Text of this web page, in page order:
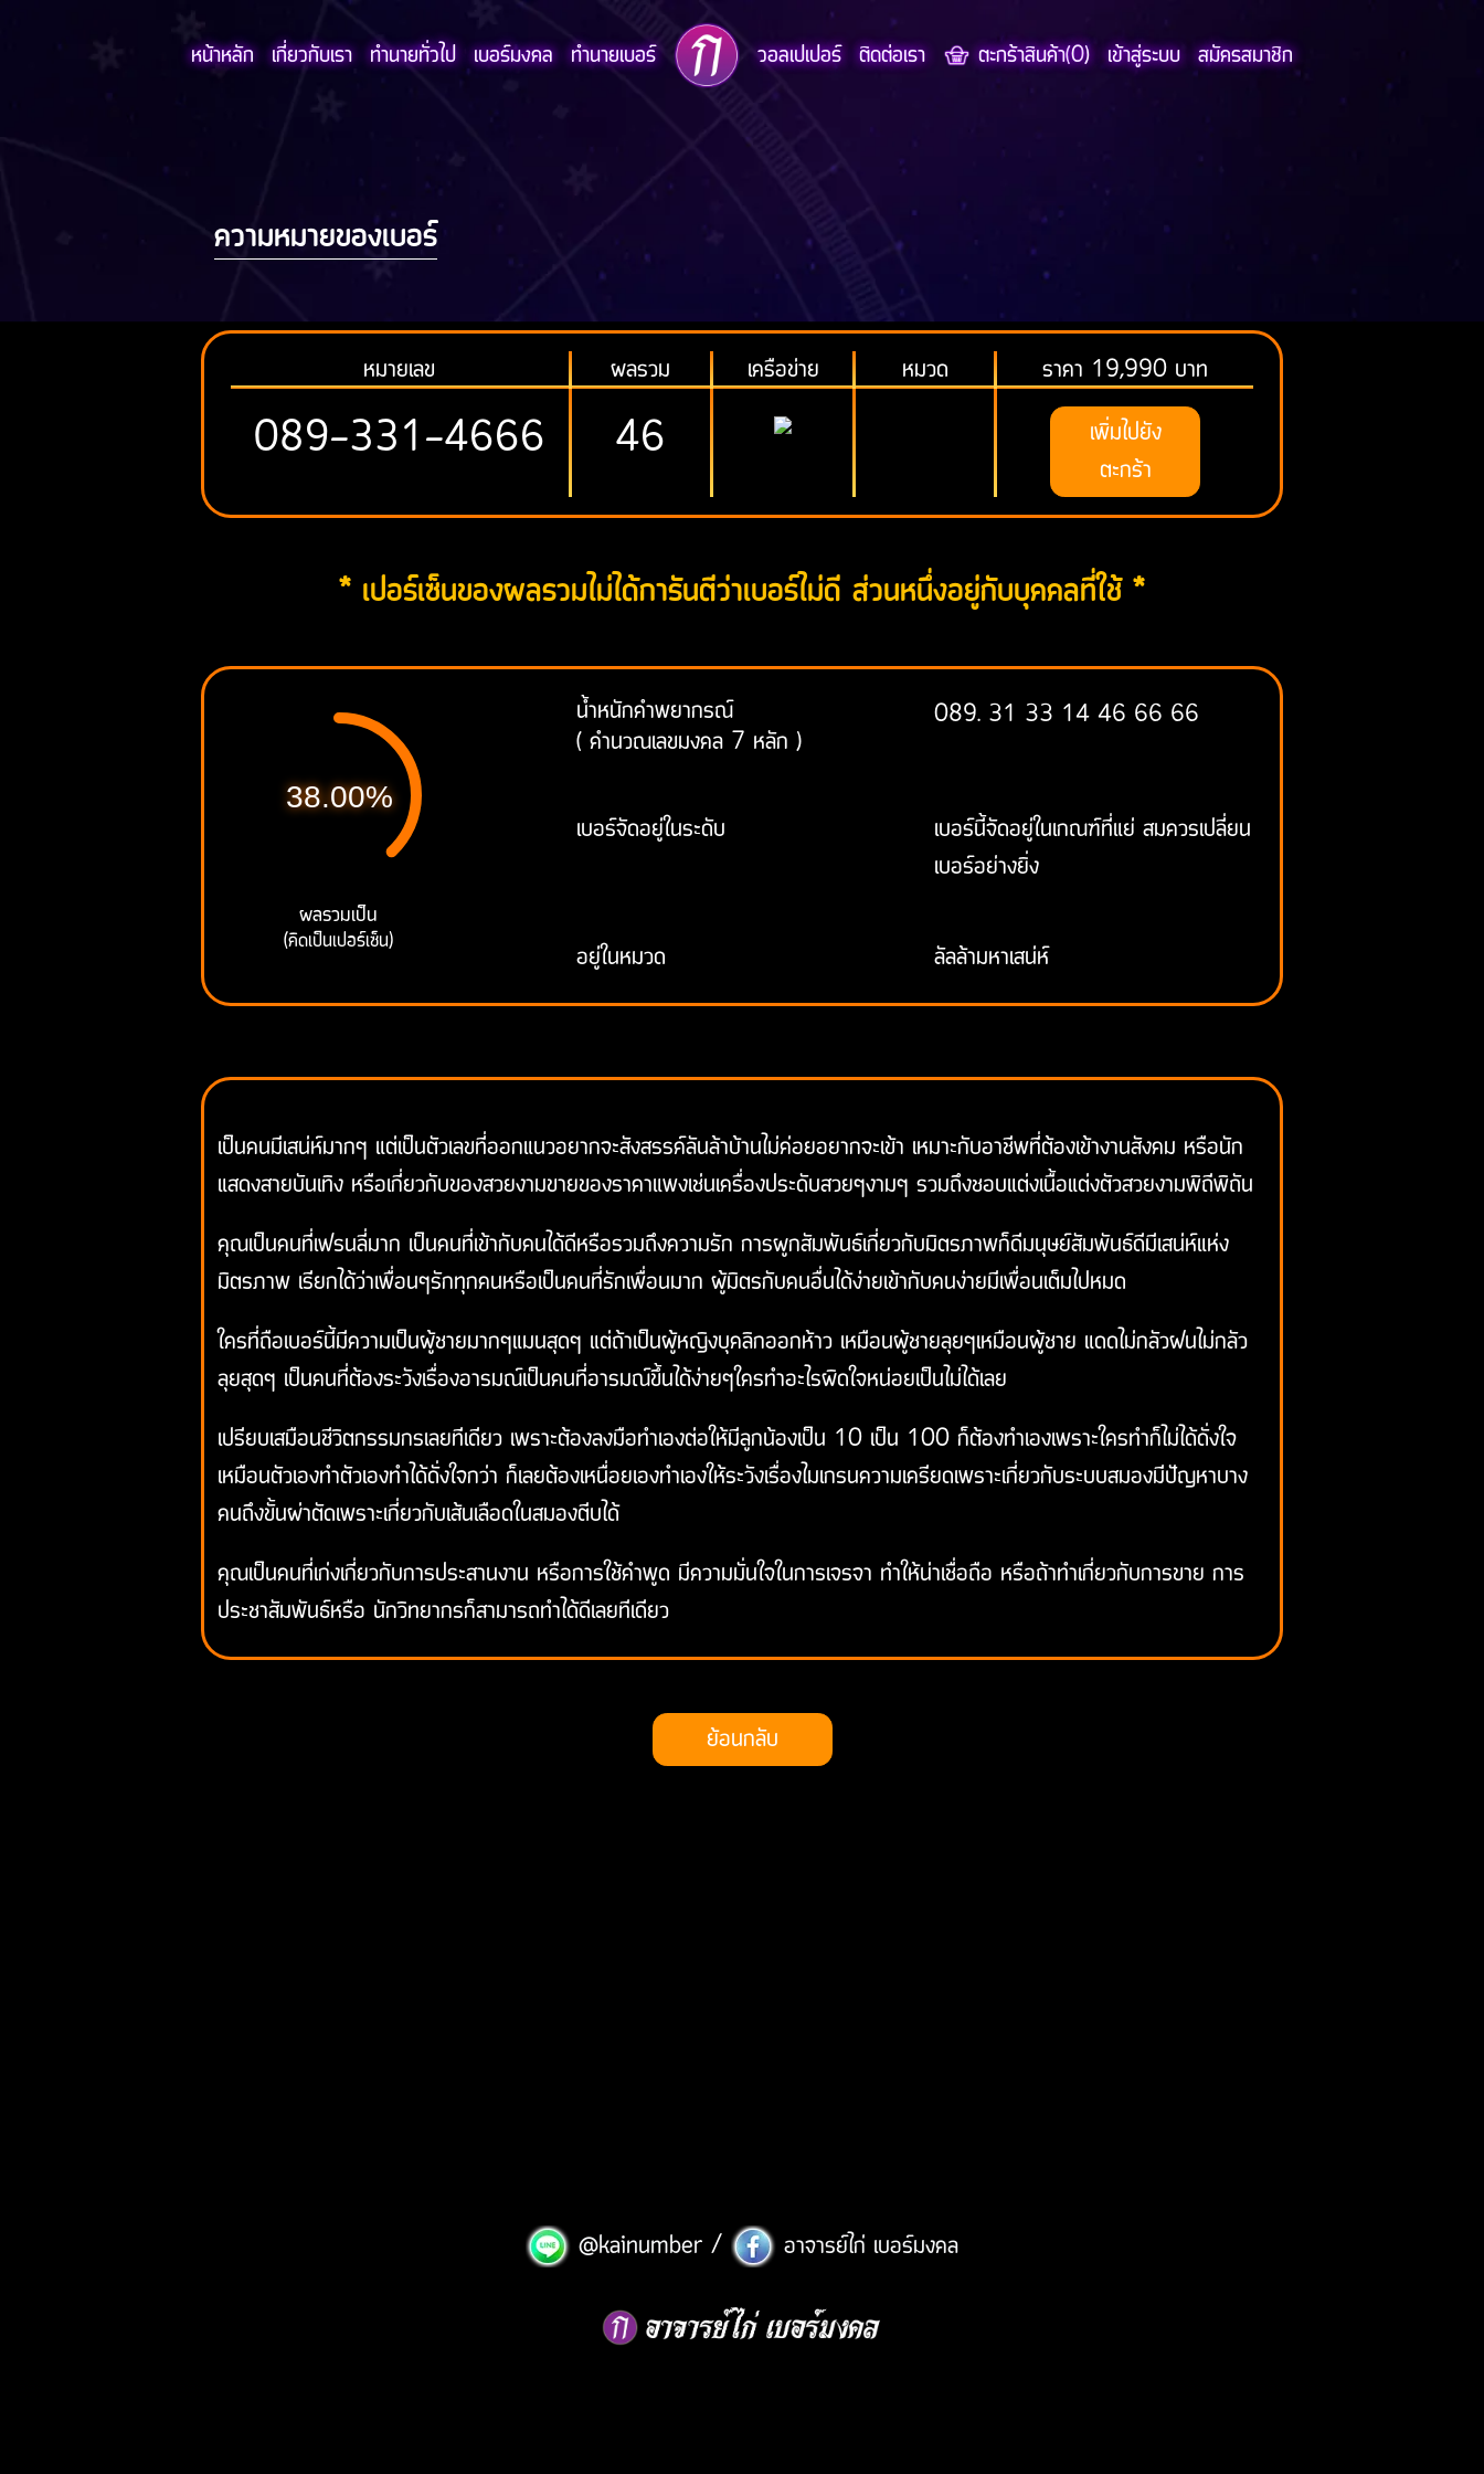
หน้าหลัก เกี่ยวกับเรา ทำนายทั่วไป เบอร์มงคล ทำนายเบอร์ วอลเปเปอร์ ติดต่อเรา ตะกร้าสินค้า(0) เข้าสู่ระบบ สมัครสมาชิก
ความหมายของเบอร์
หมายเลข ผลรวม เครือข่าย หมวด ราคา 19,990 บาท
089-331-4666 46
เพิ่มไปยัง
ตะกร้า
* เปอร์เซ็นของผลรวมไม่ได้การันตีว่าเบอร์ไม่ดี ส่วนหนึ่งอยู่กับบุคคลที่ใช้ *
38.00%
ผลรวมเป็น
(คิดเป็นเปอร์เซ็น)
น้ำหนักคำพยากรณ์
( คำนวณเลขมงคล 7 หลัก )
089. 31 33 14 46 66 66
เบอร์จัดอยู่ในระดับ
เบอร์นี้จัดอยู่ในเกณฑ์ที่แย่ สมควรเปลี่ยน
เบอร์อย่างยิ่ง
อยู่ในหมวด ลัลล้ามหาเสน่ห์
เป็นคนมีเสน่ห์มากๆ แต่เป็นตัวเลขที่ออกแนวอยากจะสังสรรค์ลันล้าบ้านไม่ค่อยอยากจะเข้า เหมาะกับอาชีพที่ต้องเข้างานสังคม หรือนัก
แสดงสายบันเทิง หรือเกี่ยวกับของสวยงามขายของราคาแพงเช่นเครื่องประดับสวยๆงามๆ รวมถึงชอบแต่งเนื้อแต่งตัวสวยงามพิถีพิถัน
คุณเป็นคนที่เฟรนลี่มาก เป็นคนที่เข้ากับคนได้ดีหรือรวมถึงความรัก การผูกสัมพันธ์เกี่ยวกับมิตรภาพก็ดีมนุษย์สัมพันธ์ดีมีเสน่ห์แห่ง
มิตรภาพ เรียกได้ว่าเพื่อนๆรักทุกคนหรือเป็นคนที่รักเพื่อนมาก ผู้มิตรกับคนอื่นได้ง่ายเข้ากับคนง่ายมีเพื่อนเต็มไปหมด
ใครที่ถือเบอร์นี้มีความเป็นผู้ชายมากๆแมนสุดๆ แต่ถ้าเป็นผู้หญิงบุคลิกออกห้าว เหมือนผู้ชายลุยๆเหมือนผู้ชาย แดดไม่กลัวฝนไม่กลัว
ลุยสุดๆ เป็นคนที่ต้องระวังเรื่องอารมณ์เป็นคนที่อารมณ์ขึ้นได้ง่ายๆใครทำอะไรผิดใจหน่อยเป็นไม่ได้เลย
เปรียบเสมือนชีวิตกรรมกรเลยทีเดียว เพราะต้องลงมือทำเองต่อให้มีลูกน้องเป็น 10 เป็น 100 ก็ต้องทำเองเพราะใครทำก็ไม่ได้ดั่งใจ
เหมือนตัวเองทำตัวเองทำได้ดั่งใจกว่า ก็เลยต้องเหนื่อยเองทำเองให้ระวังเรื่องไมเกรนความเครียดเพราะเกี่ยวกับระบบสมองมีปัญหาบาง
คนถึงขั้นผ่าตัดเพราะเกี่ยวกับเส้นเลือดในสมองตีบได้
คุณเป็นคนที่เก่งเกี่ยวกับการประสานงาน หรือการใช้คำพูด มีความมั่นใจในการเจรจา ทำให้น่าเชื่อถือ หรือถ้าทำเกี่ยวกับการขาย การ
ประชาสัมพันธ์หรือ นักวิทยากรก็สามารถทำได้ดีเลยทีเดียว
ย้อนกลับ
@kainumber / อาจารย์ไก่ เบอร์มงคล